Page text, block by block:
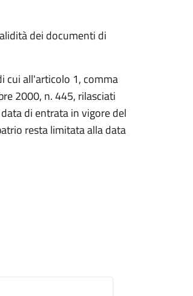
dei documenti di
cui all'articolo 1, comma
2000, n. 445, rilasciati
di entrata in vigore del
resta limitata alla data